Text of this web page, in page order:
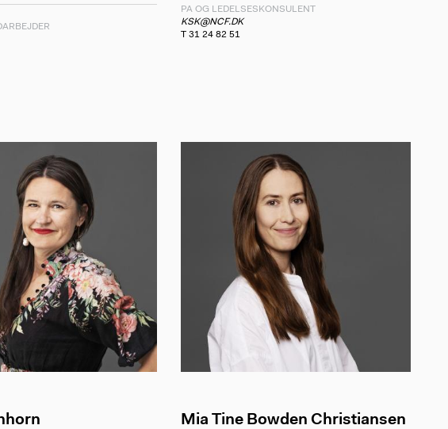
PA OG LEDELSESKONSULENT
KSK@NCF.DK
T 31 24 82 51
Mia Tine Bowden Christiansen